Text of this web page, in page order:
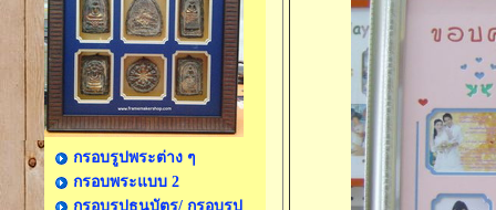
กรอบรูปพระต่าง ๆ
กรอบพระแบบ 2
กรอบรูปธนบัตร/ กรอบรูป